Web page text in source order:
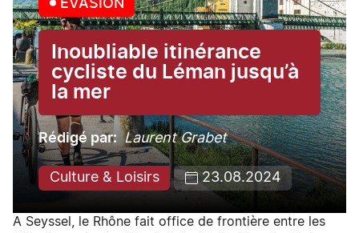
EVASION
Inoubliable itinérance
cycliste du Léman jusqu’à
la mer
Rédigé par Laurent Grabet
Culture & Loisirs 23.08.2024
A Seyssel, le Rhône fait office de frontière entre les